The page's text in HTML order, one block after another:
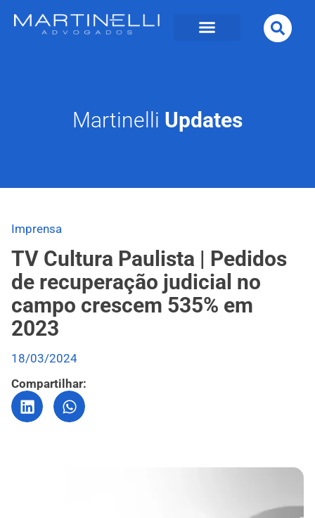
Martinelli Updates
Imprensa
TV Cultura Paulista | Pedidos
de recuperação judicial no
campo crescem 535% em
2023
18/03/2024
Compartilhar: